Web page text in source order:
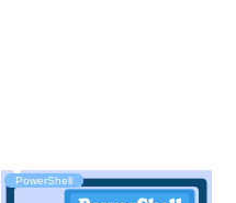
PowerShell